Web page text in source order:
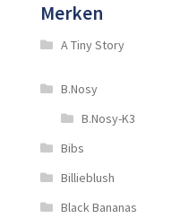
Merken
A Tiny Story
B.Nosy
B.Nosy-K3
Bibs
Billieblush
Black Bananas